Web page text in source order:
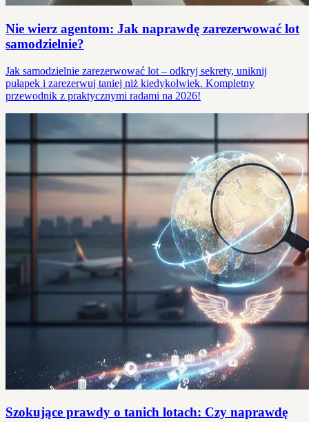
Nie wierz agentom: Jak naprawdę zarezerwować lot
samodzielnie?
Jak samodzielnie zarezerwować lot – odkryj sekrety, uniknij
pułapek i zarezerwuj taniej niż kiedykolwiek. Kompletny
przewodnik z praktycznymi radami na 2026!
Szokujące prawdy o tanich lotach: Czy naprawdę